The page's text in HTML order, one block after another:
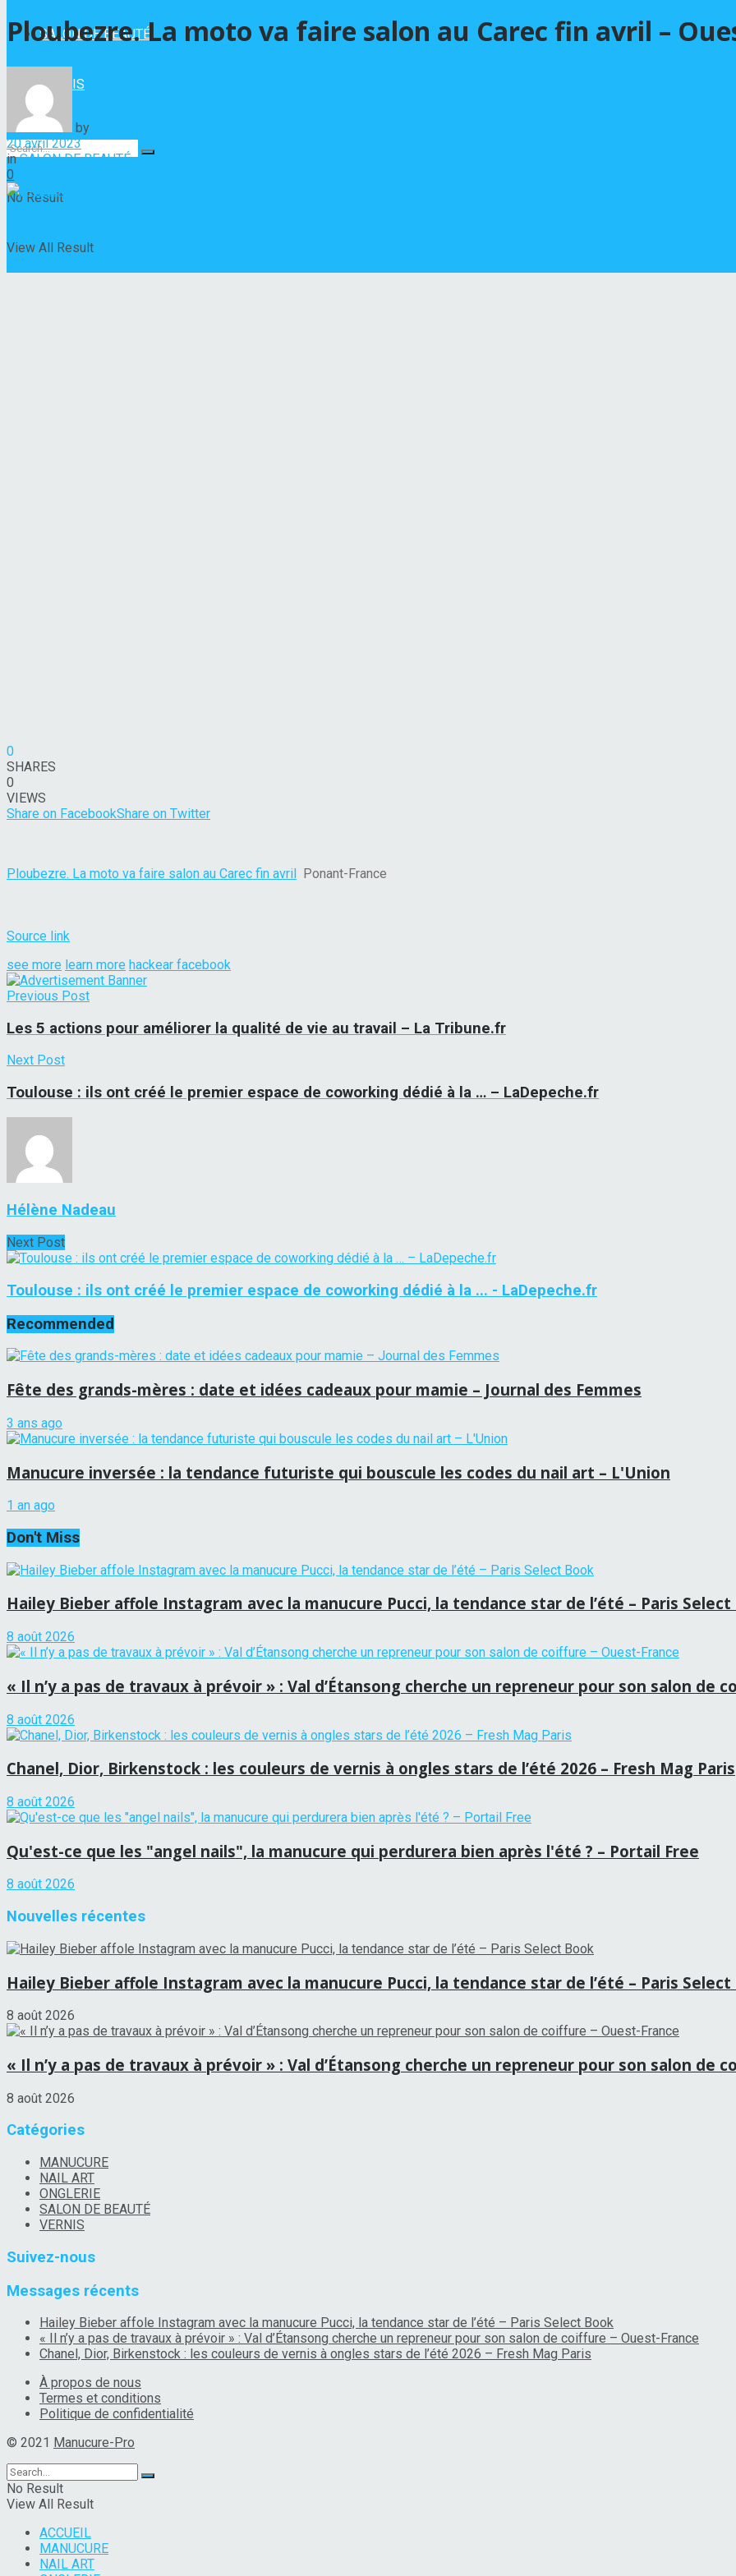
SALON DE BEAUTÉ
VERNIS
No Result
View All Result
Ploubezre. La moto va faire salon au Carec fin avril –
by
20 avril 2023
in SALON DE BEAUTÉ
0
0
SHARES
0
VIEWS
Share on FacebookShare on Twitter
Ploubezre. La moto va faire salon au Carec fin avril Ponant-France
Source link
see more learn more hackear facebook
Previous Post
Les 5 actions pour améliorer la qualité de vie au travail – La Tribune.fr
Next Post
Toulouse : ils ont créé le premier espace de coworking dédié à la … – LaDepeche.fr
Hélène Nadeau
Next Post
Toulouse : ils ont créé le premier espace de coworking dédié à la ... - LaDepeche.fr
Recommended
Fête des grands-mères : date et idées cadeaux pour mamie – Journal des Femmes
3 ans ago
Manucure inversée : la tendance futuriste qui bouscule les codes du nail art – L'Union
1 an ago
Don't Miss
Hailey Bieber affole Instagram avec la manucure Pucci, la tendance star de l’été – Paris Select
8 août 2026
« Il n’y a pas de travaux à prévoir » : Val d’Étansong cherche un repreneur pour son salon de
8 août 2026
Chanel, Dior, Birkenstock : les couleurs de vernis à ongles stars de l’été 2026 – Fresh Mag Paris
8 août 2026
Qu'est-ce que les "angel nails", la manucure qui perdurera bien après l'été ? – Portail Free
8 août 2026
Nouvelles récentes
Hailey Bieber affole Instagram avec la manucure Pucci, la tendance star de l’été – Paris Select
8 août 2026
« Il n’y a pas de travaux à prévoir » : Val d’Étansong cherche un repreneur pour son salon de
8 août 2026
Catégories
MANUCURE
NAIL ART
ONGLERIE
SALON DE BEAUTÉ
VERNIS
Suivez-nous
Messages récents
Hailey Bieber affole Instagram avec la manucure Pucci, la tendance star de l’été – Paris Select Book
« Il n’y a pas de travaux à prévoir » : Val d’Étansong cherche un repreneur pour son salon de coiffure – Ouest-France
Chanel, Dior, Birkenstock : les couleurs de vernis à ongles stars de l’été 2026 – Fresh Mag Paris
À propos de nous
Termes et conditions
Politique de confidentialité
© 2021 Manucure-Pro
No Result
View All Result
ACCUEIL
MANUCURE
NAIL ART